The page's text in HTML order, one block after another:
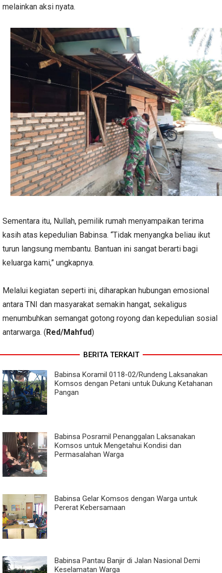
melainkan aksi nyata.
Sementara itu, Nullah, pemilik rumah menyampaikan terima
kasih atas kepedulian Babinsa. “Tidak menyangka beliau ikut
turun langsung membantu. Bantuan ini sangat berarti bagi
keluarga kami,” ungkapnya.
Melalui kegiatan seperti ini, diharapkan hubungan emosional
antara TNI dan masyarakat semakin hangat, sekaligus
menumbuhkan semangat gotong royong dan kepedulian sosial
antarwarga. ( Red/Mahfud)
BERITA TERKAIT
Babinsa Koramil 0118-02/Rundeng Laksanakan
Komsos dengan Petani untuk Dukung Ketahanan
Pangan
Babinsa Posramil Penanggalan Laksanakan
Komsos untuk Mengetahui Kondisi dan
Permasalahan Warga
Babinsa Gelar Komsos dengan Warga untuk
Pererat Kebersamaan
Babinsa Pantau Banjir di Jalan Nasional Demi
Keselamatan Warga